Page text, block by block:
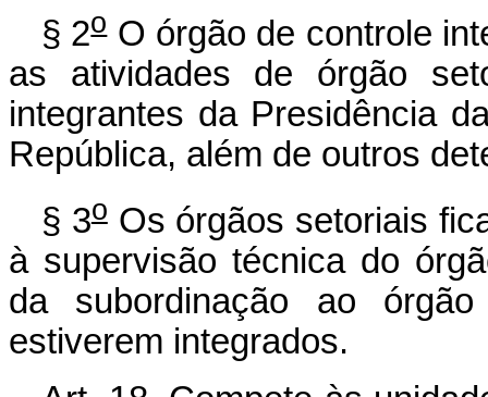
§ 2oO órgão de controle
as atividades de órgão
integrantes da Presidência
República, além de outros
§ 3oOs órgãos setoriais
à supervisão técnica do
da subordinação ao
estiverem integrados.